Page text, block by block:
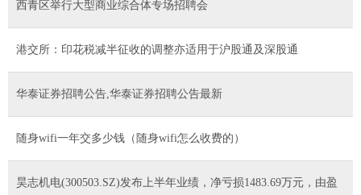
西青区举行大型商业综合体专场招聘会
港交所：印花税减半征收的调整亦适用于沪股通及深股通
华泰证券招聘公告,华泰证券招聘公告最新
随身wifi一年交多少钱（随身wifi怎么收费的）
昊志机电(300503.SZ)发布上半年业绩，净亏损1483.69万元，由盈